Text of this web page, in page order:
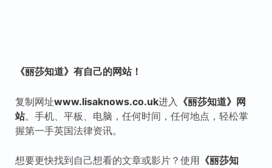
《丽莎知道》有自己的网站！
复制网址www.lisaknows.co.uk进入 《丽莎知道》网
站。手机、平板、电脑，任何时间，任何地点，轻松掌
握第一手英国法律资讯。
想要更快找到自己想看的文章或影片？使用 《丽莎知